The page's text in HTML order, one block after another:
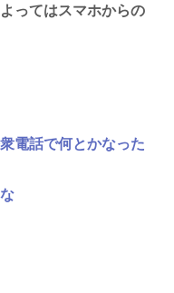
ってはスマホからの
電話で何とかなった